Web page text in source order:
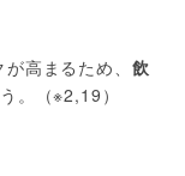
高まるため、 飲
。（※2,19）